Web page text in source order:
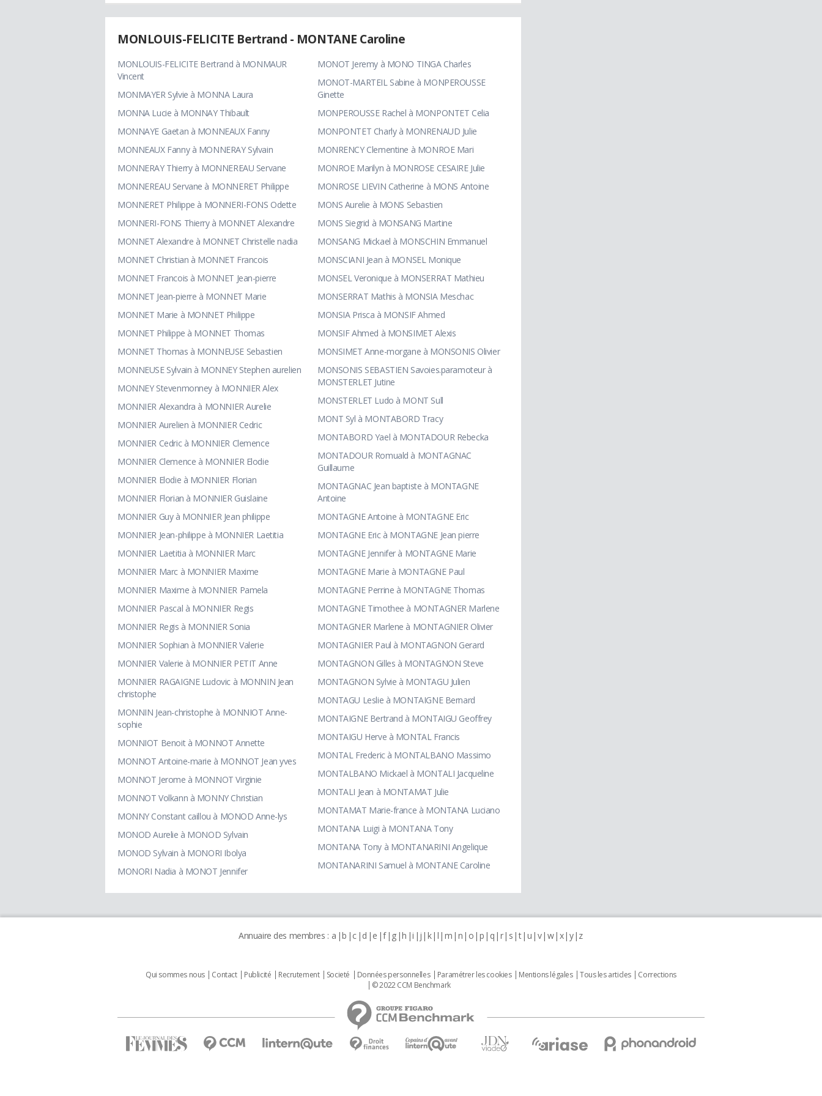
MONLOUIS-FELICITE Bertrand - MONTANE Caroline
MONLOUIS-FELICITE Bertrand à MONMAUR
Vincent
MONMAYER Sylvie à MONNA Laura
MONNA Lucie à MONNAY Thibault
MONNAYE Gaetan à MONNEAUX Fanny
MONNEAUX Fanny à MONNERAY Sylvain
MONNERAY Thierry à MONNEREAU Servane
MONNEREAU Servane à MONNERET Philippe
MONNERET Philippe à MONNERI-FONS Odette
MONNERI-FONS Thierry à MONNET Alexandre
MONNET Alexandre à MONNET Christelle nadia
MONNET Christian à MONNET Francois
MONNET Francois à MONNET Jean-pierre
MONNET Jean-pierre à MONNET Marie
MONNET Marie à MONNET Philippe
MONNET Philippe à MONNET Thomas
MONNET Thomas à MONNEUSE Sebastien
MONNEUSE Sylvain à MONNEY Stephen aurelien
MONNEY Stevenmonney à MONNIER Alex
MONNIER Alexandra à MONNIER Aurelie
MONNIER Aurelien à MONNIER Cedric
MONNIER Cedric à MONNIER Clemence
MONNIER Clemence à MONNIER Elodie
MONNIER Elodie à MONNIER Florian
MONNIER Florian à MONNIER Guislaine
MONNIER Guy à MONNIER Jean philippe
MONNIER Jean-philippe à MONNIER Laetitia
MONNIER Laetitia à MONNIER Marc
MONNIER Marc à MONNIER Maxime
MONNIER Maxime à MONNIER Pamela
MONNIER Pascal à MONNIER Regis
MONNIER Regis à MONNIER Sonia
MONNIER Sophian à MONNIER Valerie
MONNIER Valerie à MONNIER PETIT Anne
MONNIER RAGAIGNE Ludovic à MONNIN Jean
christophe
MONNIN Jean-christophe à MONNIOT Anne-
sophie
MONNIOT Benoit à MONNOT Annette
MONNOT Antoine-marie à MONNOT Jean yves
MONNOT Jerome à MONNOT Virginie
MONNOT Volkann à MONNY Christian
MONNY Constant caillou à MONOD Anne-lys
MONOD Aurelie à MONOD Sylvain
MONOD Sylvain à MONORI Ibolya
MONORI Nadia à MONOT Jennifer
MONOT Jeremy à MONO TINGA Charles
MONOT-MARTEIL Sabine à MONPEROUSSE
Ginette
MONPEROUSSE Rachel à MONPONTET Celia
MONPONTET Charly à MONRENAUD Julie
MONRENCY Clementine à MONROE Mari
MONROE Marilyn à MONROSE CESAIRE Julie
MONROSE LIEVIN Catherine à MONS Antoine
MONS Aurelie à MONS Sebastien
MONS Siegrid à MONSANG Martine
MONSANG Mickael à MONSCHIN Emmanuel
MONSCIANI Jean à MONSEL Monique
MONSEL Veronique à MONSERRAT Mathieu
MONSERRAT Mathis à MONSIA Meschac
MONSIA Prisca à MONSIF Ahmed
MONSIF Ahmed à MONSIMET Alexis
MONSIMET Anne-morgane à MONSONIS Olivier
MONSONIS SEBASTIEN Savoies.paramoteur à
MONSTERLET Jutine
MONSTERLET Ludo à MONT Sull
MONT Syl à MONTABORD Tracy
MONTABORD Yael à MONTADOUR Rebecka
MONTADOUR Romuald à MONTAGNAC
Guillaume
MONTAGNAC Jean baptiste à MONTAGNE
Antoine
MONTAGNE Antoine à MONTAGNE Eric
MONTAGNE Eric à MONTAGNE Jean pierre
MONTAGNE Jennifer à MONTAGNE Marie
MONTAGNE Marie à MONTAGNE Paul
MONTAGNE Perrine à MONTAGNE Thomas
MONTAGNE Timothee à MONTAGNER Marlene
MONTAGNER Marlene à MONTAGNIER Olivier
MONTAGNIER Paul à MONTAGNON Gerard
MONTAGNON Gilles à MONTAGNON Steve
MONTAGNON Sylvie à MONTAGU Julien
MONTAGU Leslie à MONTAIGNE Bernard
MONTAIGNE Bertrand à MONTAIGU Geoffrey
MONTAIGU Herve à MONTAL Francis
MONTAL Frederic à MONTALBANO Massimo
MONTALBANO Mickael à MONTALI Jacqueline
MONTALI Jean à MONTAMAT Julie
MONTAMAT Marie-france à MONTANA Luciano
MONTANA Luigi à MONTANA Tony
MONTANA Tony à MONTANARINI Angelique
MONTANARINI Samuel à MONTANE Caroline
Annuaire des membres : a b c d e f g h i j k l m n o p q r s t u v w x y z
Qui sommes nous Contact Publicité Recrutement Societé Données personnelles Paramétrer les cookies Mentions légales Tous les articles
Corrections
© 2022 CCM Benchmark